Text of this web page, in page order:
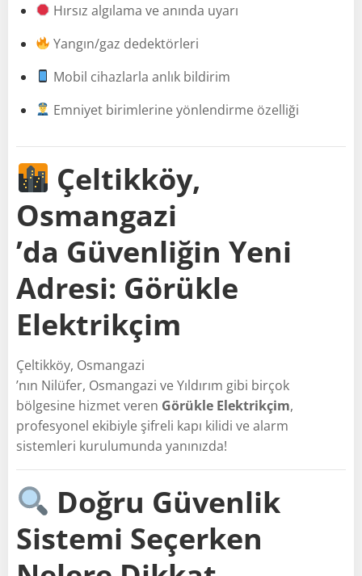
Hırsız algılama ve anında uyarı
Yangın/gaz dedektörleri
Mobil cihazlarla anlık bildirim
Emniyet birimlerine yönlendirme özelliği
Çeltikköy,
Osmangazi
’da Güvenliğin Yeni
Adresi: Görükle
Elektrikçim
Çeltikköy, Osmangazi
’nın Nilüfer, Osmangazi ve Yıldırım gibi birçok
bölgesine hizmet veren Görükle Elektrikçim,
profesyonel ekibiyle şifreli kapı kilidi ve alarm
sistemleri kurulumunda yanınızda!
Doğru Güvenlik
Sistemi Seçerken